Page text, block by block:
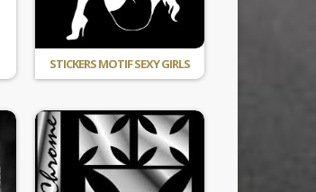
STICKERS MOTIF SEXY GIRLS